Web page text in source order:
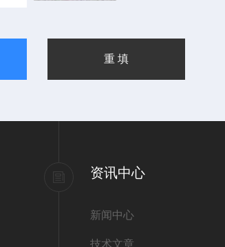
资讯中心
新闻中心
技术文章